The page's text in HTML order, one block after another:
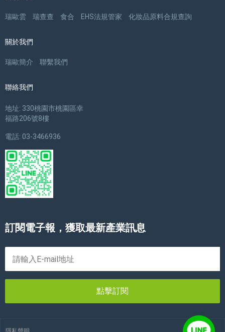
瑞歐雲 瑞查查 食合 EHS法規管家 化妝品原料合規查詢
關於我們
瑞歐簡介 聯繫我們
聯絡我們
地址: 330桃園市桃園區幸
福路206號8樓
電話: 03-3466936
訂閱電子報，獲取最新產業訊息
點擊訂閱